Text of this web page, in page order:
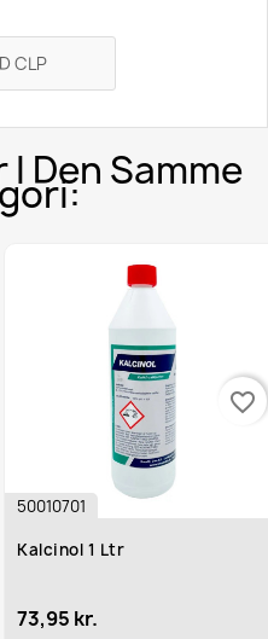
CLP
I Den Samme
50010701
Kalcinol 1 Ltr
73,95 kr.
favorite_border